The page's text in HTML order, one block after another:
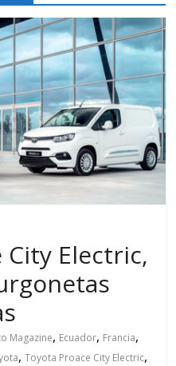
City Electric,
Magazine, Ecuador, Francia,
,Toyota Proace City Electric,